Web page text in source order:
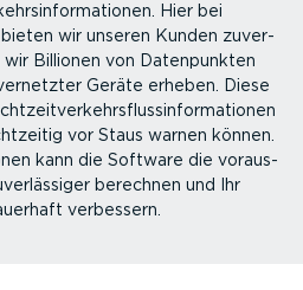
Hier bei
wir unseren Kunden zuver­
wir Billionen von Daten­punkten
Geräte erheben. Diese
vor Staus warnen können.
kann die Software die voraus­
berechnen und Ihr
verbessern.